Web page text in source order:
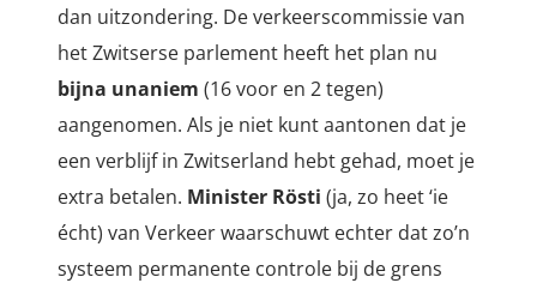
dan uitzondering. De verkeerscommissie van
het Zwitserse parlement heeft het plan nu
bijna unaniem (16 voor en 2 tegen)
aangenomen. Als je niet kunt aantonen dat je
een verblijf in Zwitserland hebt gehad, moet je
extra betalen. Minister Rösti (ja, zo heet ‘ie
écht) van Verkeer waarschuwt echter dat zo’n
systeem permanente controle bij de grens